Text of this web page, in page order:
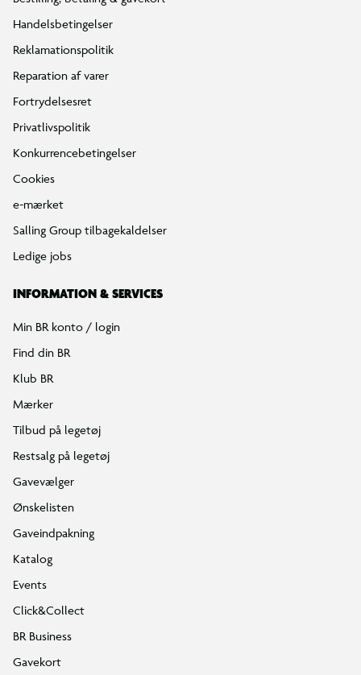
Handelsbetingelser
Reklamationspolitik
Reparation af varer
Fortrydelsesret
Privatlivspolitik
Konkurrencebetingelser
Cookies
e-mærket
Salling Group tilbagekaldelser
Ledige jobs
INFORMATION & SERVICES
Min BR konto / login
Find din BR
Klub BR
Mærker
Tilbud på legetøj
Restsalg på legetøj
Gavevælger
Ønskelisten
Gaveindpakning
Katalog
Events
Click&Collect
BR Business
Gavekort